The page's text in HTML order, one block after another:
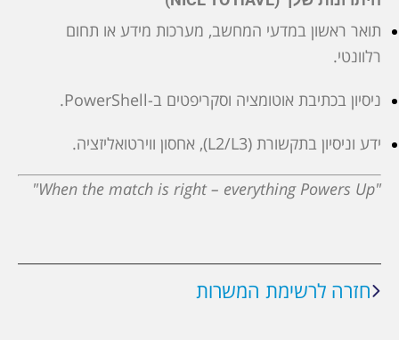
תואר ראשון במדעי המחשב, מערכות מידע או תחום
רלוונטי.
ניסיון בכתיבת אוטומציה וסקריפטים ב-PowerShell.
ידע וניסיון בתקשורת (L2/L3), אחסון ווירטואליזציה.
"When the match is right – everything Powers Up"
חזרה לרשימת המשרות